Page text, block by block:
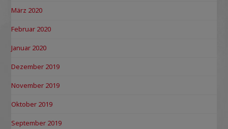
März 2020
Februar 2020
Januar 2020
Dezember 2019
November 2019
Oktober 2019
September 2019